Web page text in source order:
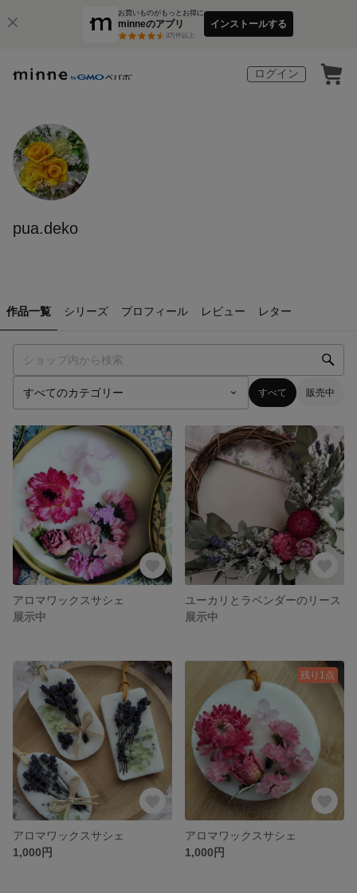
お買いものがもっとお得に
minneのアプリ
3万件以上
インストールする
ログイン
pua.deko
作品一覧 シリーズ プロフィール レビュー レター
すべて 販売中
アロマワックスサシェ
展示中
ユーカリとラベンダーのリース
展示中
アロマワックスサシェ
1,000円
残り1点
アロマワックスサシェ
1,000円